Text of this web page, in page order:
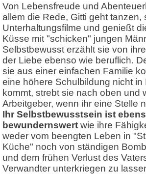
Von Lebensfreude und
allem die Rede, Gitti geht tanzen,
Unterhaltungsfilme und genießt
Küsse mit "schicken" jungen
Selbstbewusst erzählt sie von
der Liebe ebenso wie beruflich.
sie aus einer einfachen Familie
eine höhere Schulbildung nicht in
kommt, strebt sie nach oben und
Arbeitgeber, wenn ihr eine Stelle
Ihr Selbstbewusstsein ist
bewundernswert wie ihre
weder vom beengten Leben in
Küche" noch von ständigen
und dem frühen Verlust des
Verwandter unterkriegen zu